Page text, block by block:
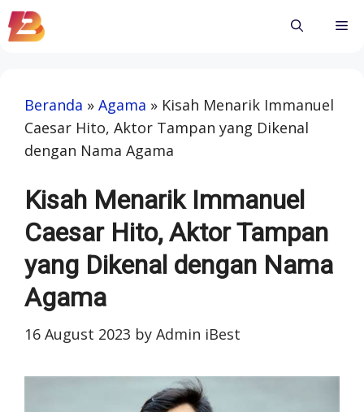
Skip
to
Beranda » Agama » Kisah Menarik Immanuel
Caesar Hito, Aktor Tampan yang Dikenal
dengan Nama Agama
Kisah Menarik Immanuel
Caesar Hito, Aktor Tampan
yang Dikenal dengan Nama
Agama
16 August 2023 by Admin iBest